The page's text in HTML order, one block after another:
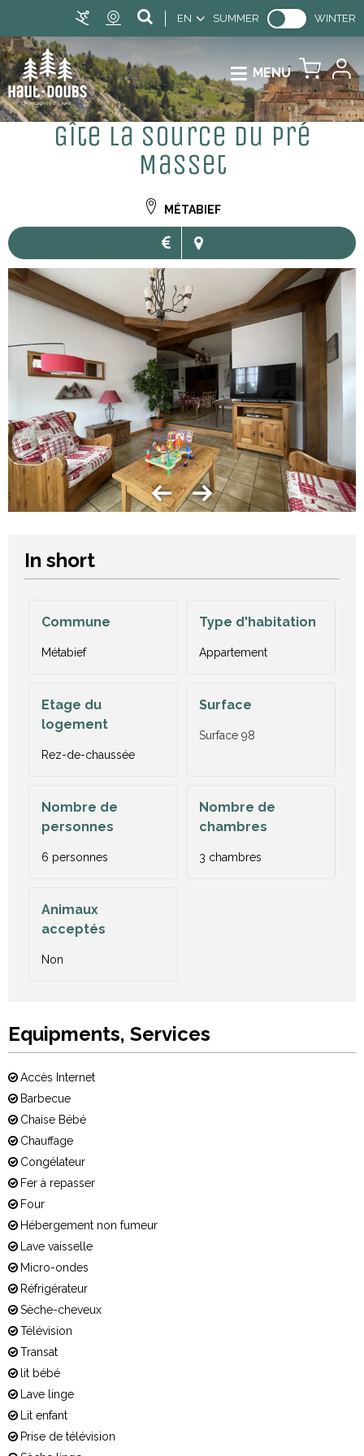
EN SUMMER WINTER
MENU
Gîte La Source du Pré
Masset
MÉTABIEF
In short
Commune
Métabief
Type d'habitation
Appartement
Etage du
logement
Rez-de-chaussée
Surface
Surface 98
Nombre de
personnes
6 personnes
Nombre de
chambres
3 chambres
Animaux
acceptés
Non
Equipments, Services
Accès Internet
Barbecue
Chaise Bébé
Chauffage
Congélateur
Fer à repasser
Four
Hébergement non fumeur
Lave vaisselle
Micro-ondes
Réfrigérateur
Sèche-cheveux
Télévision
Transat
lit bébé
Lave linge
Lit enfant
Prise de télévision